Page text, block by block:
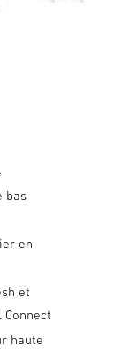
bas
en
et
haute